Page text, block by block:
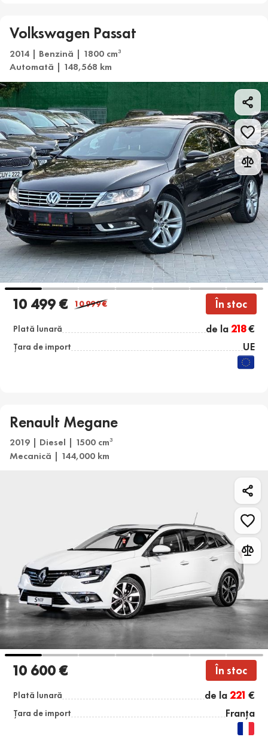
Volkswagen Passat
2014 | Benzină | 1800 cm3
Automată | 148,568 km
10 499 € 10 999€ În stoc
Plată lunară de la218€
Țara de import UE
Renault Megane
2019 | Diesel | 1500 cm3
Mecanică | 144,000 km
10 600 € În stoc
Plată lunară de la221 €
Țara de import Franța